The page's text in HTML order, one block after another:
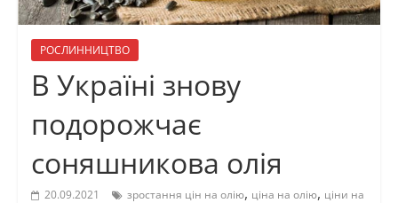
РОСЛИННИЦТВО
В Україні знову
подорожчає
соняшникова олія
20.09.2021 зростання цін на олію, ціна на олію, ціни на